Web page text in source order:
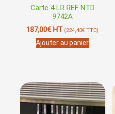
Carte 4 LR REF NTD
9742A
187,00€HT (224,40€ TTC)
Ajouter au panier